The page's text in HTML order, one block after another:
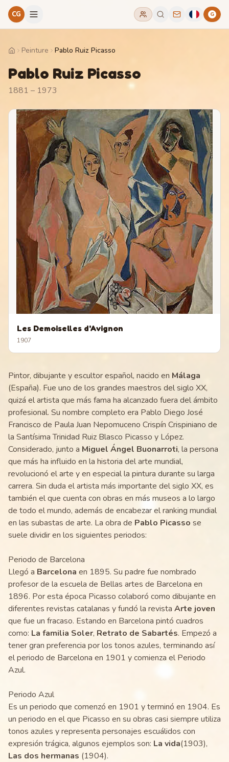
CG G
HomePeinture Pablo Ruiz Picasso
Pablo Ruiz Picasso
1881 – 1973
Les Demoiselles d'Avignon
1907
Pintor, dibujante y escultor español, nacido en Málaga
(España). Fue uno de los grandes maestros del siglo XX,
quizá el artista que más fama ha alcanzado fuera del ámbito
profesional. Su nombre completo era Pablo Diego José
Francisco de Paula Juan Nepomuceno Crispín Crispiniano de
la Santísima Trinidad Ruiz Blasco Picasso y López.
Considerado, junto a Miguel Ángel Buonarroti, la persona
que más ha influido en la historia del arte mundial,
revolucionó el arte y en especial la pintura durante su larga
carrera. Sin duda el artista más importante del siglo XX, es
también el que cuenta con obras en más museos a lo largo
de todo el mundo, además de encabezar el ranking mundial
en las subastas de arte. La obra de Pablo Picasso se
suele dividir en los siguientes periodos:
Periodo de Barcelona
Llegó a Barcelona en 1895. Su padre fue nombrado
profesor de la escuela de Bellas artes de Barcelona en
1896. Por esta época Picasso colaboró como dibujante en
diferentes revistas catalanas y fundó la revista Arte joven
que fue un fracaso. Estando en Barcelona pintó cuadros
como: La familia Soler, Retrato de Sabartés. Empezó a
tener gran preferencia por los tonos azules, terminando así
el periodo de Barcelona en 1901 y comienza el Periodo
Azul.
Periodo Azul
Es un periodo que comenzó en 1901 y terminó en 1904. Es
un periodo en el que Picasso en su obras casi siempre utiliza
tonos azules y representa personajes escuálidos con
expresión trágica, algunos ejemplos son: La vida(1903),
Las dos hermanas (1904).